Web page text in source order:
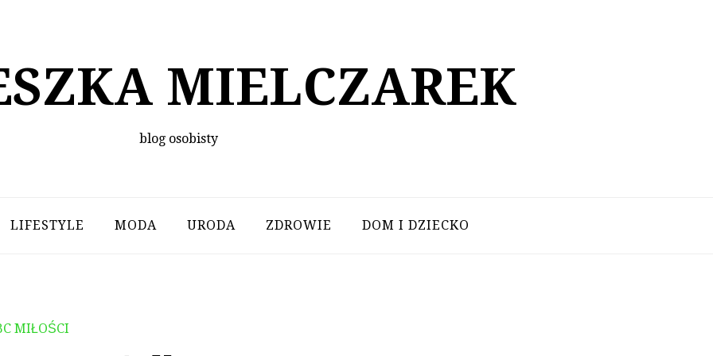
MIELCZAREK
blog osobisty
LIFESTYLE MODA URODA ZDROWIE DOM I DZIECKO
MIŁOŚCI